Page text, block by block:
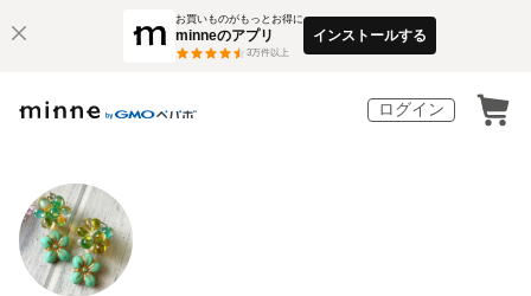
お買いものがもっとお得に
minneのアプリ
3万件以上
インストールする
ログイン